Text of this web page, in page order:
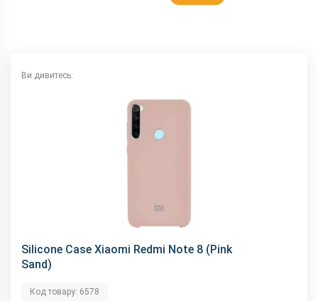
Ви дивитесь:
Silicone Case Xiaomi Redmi Note 8 (Pink
Sand)
Код товару: 6578